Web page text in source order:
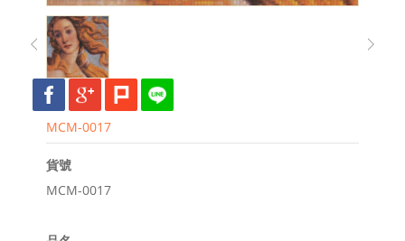
MCM-0017
貨號
MCM-0017